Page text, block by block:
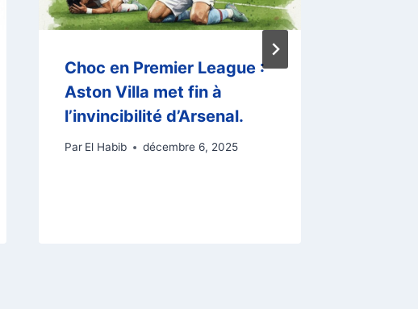
Choc en Premier League :
Aston Villa met fin à
l’invincibilité d’Arsenal.
Par El Habib décembre 6, 2025